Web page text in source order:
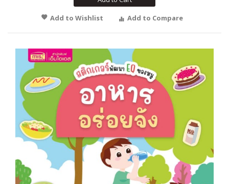
Add to Wishlist
Add to Compare